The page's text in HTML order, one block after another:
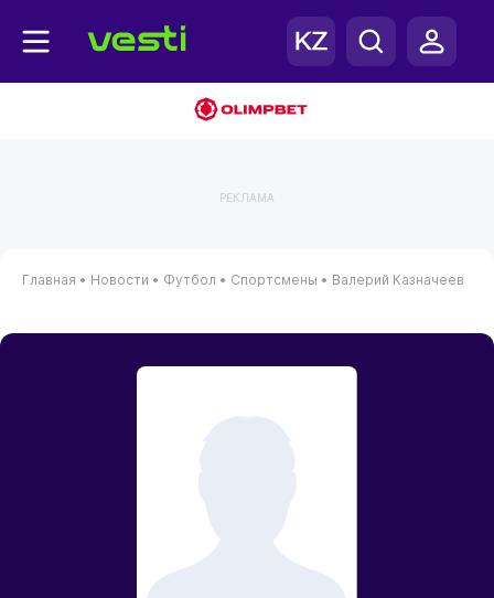
РЕКЛАМА
Главная • Новости • Футбол • Спортсмены • Валерий Казначеев